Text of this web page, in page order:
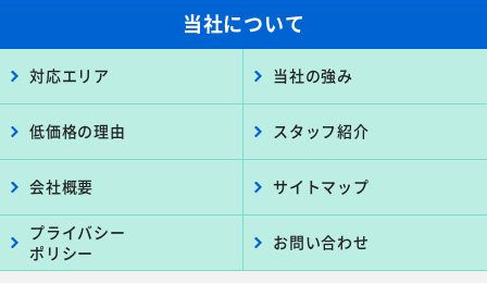
当社について
対応エリア 当社の強み
低価格の理由 スタッフ紹介
会社概要 サイトマップ
プライバシー
ポリシー
お問い合わせ